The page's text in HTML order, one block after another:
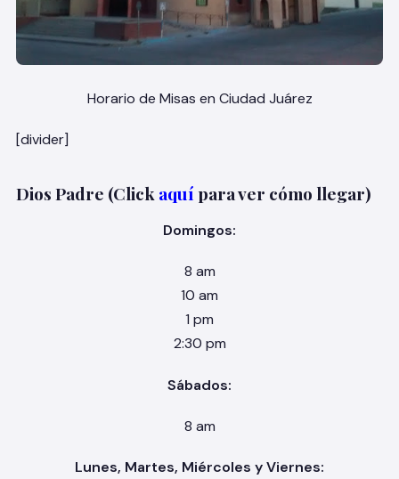
Horario de Misas en Ciudad Juárez
[divider]
Dios Padre (Click aquí para ver cómo llegar)
Domingos:
8 am
10 am
1 pm
2:30 pm
Sábados:
8 am
Lunes, Martes, Miércoles y Viernes: